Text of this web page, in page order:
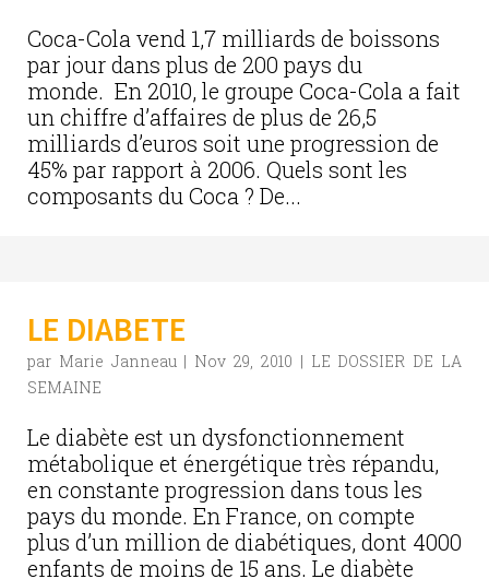
Coca-Cola vend 1,7 milliards de boissons
par jour dans plus de 200 pays du
monde. En 2010, le groupe Coca-Cola a fait
un chiffre d’affaires de plus de 26,5
milliards d’euros soit une progression de
45% par rapport à 2006. Quels sont les
composants du Coca ? De...
LE DIABETE
par Marie Janneau| Nov 29, 2010 | LE DOSSIER DE LA
SEMAINE
Le diabète est un dysfonctionnement
métabolique et énergétique très répandu,
en constante progression dans tous les
pays du monde. En France, on compte
plus d’un million de diabétiques, dont 4000
enfants de moins de 15 ans. Le diabète